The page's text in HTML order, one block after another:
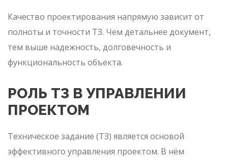
Качество проектирования напрямую зависит от
полноты и точности ТЗ. Чем детальнее документ,
тем выше надежность, долговечность и
функциональность объекта.
РОЛЬ ТЗ В УПРАВЛЕНИИ
ПРОЕКТОМ
Техническое задание (ТЗ) является основой
эффективного управления проектом. В нём